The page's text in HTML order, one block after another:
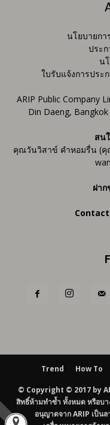
นโยบายก
ประ
น
ใบรับแจ้งการประ
ARIP Public Company
Din Daeng,
สน
คุณวันวิสาข์ คำหอมรื่น (คุ
ฝา
Trend How To
© Copyright © 2017 by
สิทธิ์ห้ามทำซ้ำ ทั้งหมด หรือบา
อนุญาตจาก ARIP เป็นล